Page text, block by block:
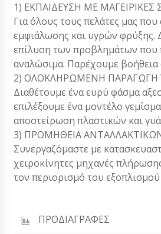
1) ΕΚΠΑΙΔΕΥΣΗ ΜΕ
Για όλους τους πελάτες μας
εμφιάλωσης και υγρών φρύξης.
επίλυση των προβλημάτων που
αναλώσιμα. Παρέχουμε
2) ΟΛΟΚΛΗΡΩΜΕΝΗ ΠΑΡΑΓΩΓΗ
Διαθέτουμε ένα ευρύ φάσμα
επιλέξουμε ένα μοντέλο
αποστείρωση πλαστικών και
3) ΠΡΟΜΗΘΕΙΑ
Συνεργαζόμαστε με
χειροκίνητες μηχανές
τον περιορισμό του
ΠΡΟΔΙΑΓΡΑΦΕΣ